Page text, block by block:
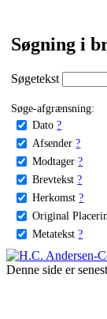
Søgning i
Søgetekst
Søge-afgrænsning:
Dato ?
Afsender ?
Modtager ?
Brevtekst ?
Herkomst ?
Original
Metatekst ?
Denne side er